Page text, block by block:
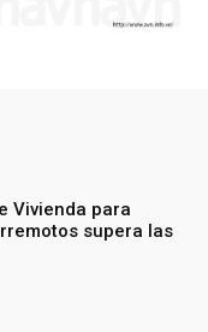
Vivienda para
supera las